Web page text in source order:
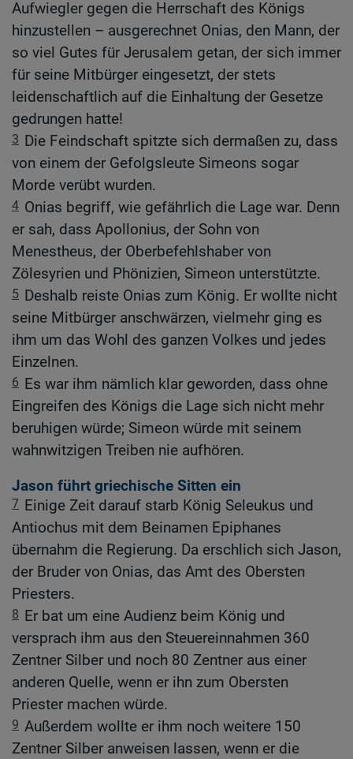
Aufwiegler gegen die Herrschaft des Königs
hinzustellen – ausgerechnet Onias, den Mann, der
so viel Gutes für Jerusalem getan, der sich immer
für seine Mitbürger eingesetzt, der stets
leidenschaftlich auf die Einhaltung der Gesetze
gedrungen hatte!
3 Die Feindschaft spitzte sich dermaßen zu, dass
von einem der Gefolgsleute Simeons sogar
Morde verübt wurden.
4 Onias begriff, wie gefährlich die Lage war. Denn
er sah, dass Apollonius, der Sohn von
Menestheus, der Oberbefehlshaber von
Zölesyrien und Phönizien, Simeon unterstützte.
5 Deshalb reiste Onias zum König. Er wollte nicht
seine Mitbürger anschwärzen, vielmehr ging es
ihm um das Wohl des ganzen Volkes und jedes
Einzelnen.
6 Es war ihm nämlich klar geworden, dass ohne
Eingreifen des Königs die Lage sich nicht mehr
beruhigen würde; Simeon würde mit seinem
wahnwitzigen Treiben nie aufhören.
Jason führt griechische Sitten ein
7 Einige Zeit darauf starb König Seleukus und
Antiochus mit dem Beinamen Epiphanes
übernahm die Regierung. Da erschlich sich Jason,
der Bruder von Onias, das Amt des Obersten
Priesters.
8 Er bat um eine Audienz beim König und
versprach ihm aus den Steuereinnahmen 360
Zentner Silber und noch 80 Zentner aus einer
anderen Quelle, wenn er ihn zum Obersten
Priester machen würde.
9 Außerdem wollte er ihm noch weitere 150
Zentner Silber anweisen lassen, wenn er die